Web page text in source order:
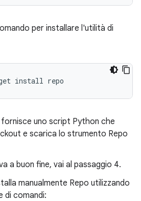
per installare l'utilità di
install repo
fornisce uno script Python che
e scarica lo strumento Repo
a buon fine, vai al passaggio 4.
manualmente Repo utilizzando
di comandi: